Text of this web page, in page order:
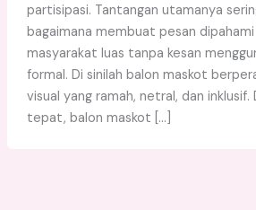
partisipasi. Tantangan utamanya
bagaimana membuat pesan
masyarakat luas tanpa kesan
formal. Di sinilah balon maskot
visual yang ramah, netral, dan inklusif.
tepat, balon maskot […]